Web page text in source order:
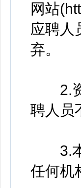
网站
应聘人
弃。
2.资
聘人员
3.本
任何机